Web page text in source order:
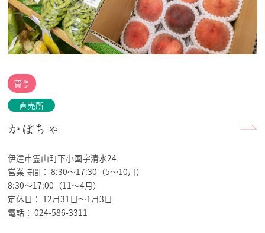
買う
直売所
かぼちゃ
伊達市霊山町下小国字清水24
営業時間：8:30～17:30（5～10月）
8:30～17:00（11～4月）
定休日： 12月31日～1月3日
電話：024-586-3311